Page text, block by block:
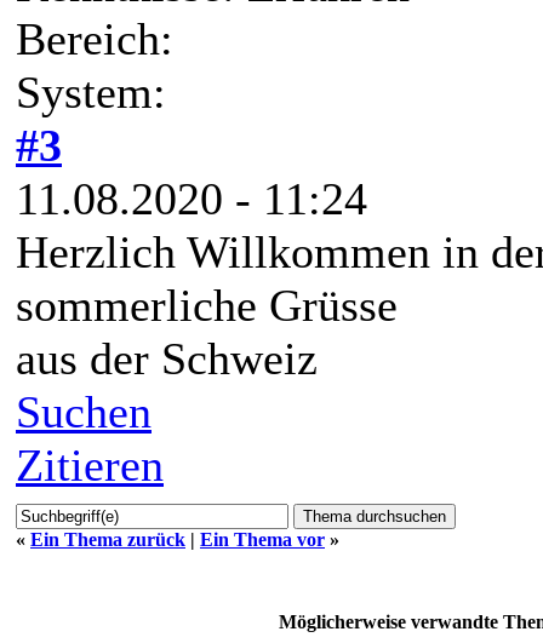
Bereich:
System:
#3
11.08.2020 - 11:24
Herzlich Willkommen in
sommerliche Grüsse
aus der Schweiz
Suchen
Zitieren
« Ein Thema zurück | Ein Thema vor »
Möglicherweise verwandte